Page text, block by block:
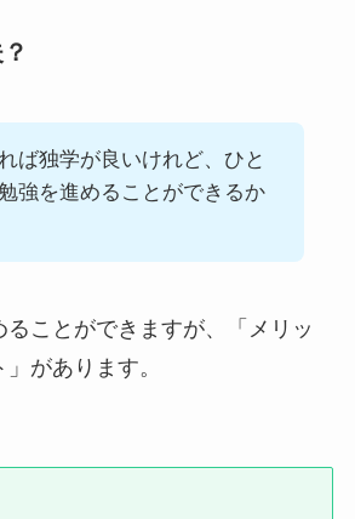
ば独学が良いけれど、ひと
強を進めることができるか
ことができますが、「メリッ
があります。